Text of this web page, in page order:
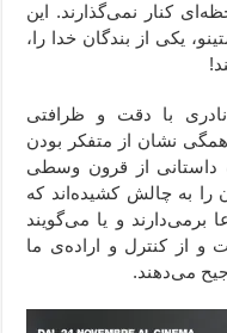
کنار نمی‌گذارند. این
یکی از بندگان خدا را،
با دقت و ظرافتی
همگی نشان از متفکر بودن
داستانی از قرون وسطی
را به چالش کشیده‌اند که
برمی‌‌دارند و یا می‌گویند
از کنترل و اراده‌ی ما
می‌دهند.